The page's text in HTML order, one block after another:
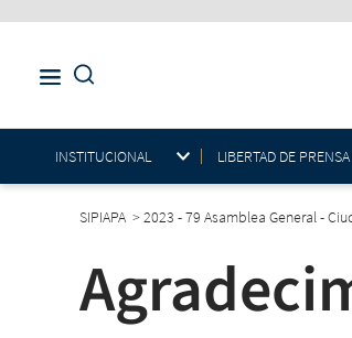
INSTITUCIONAL LIBERTAD DE PRENSA
SIPIAPA >2023 - 79 Asamblea General -